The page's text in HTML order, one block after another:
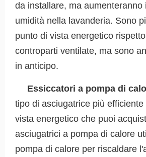
da installare, ma aumenteranno
umidità nella lavanderia. Sono
punto di vista energetico
controparti ventilate, ma sono
in anticipo.
Essiccatori a pompa di
tipo di asciugatrice più efficiente
vista energetico che puoi
asciugatrici a pompa di calore
pompa di calore per riscaldare